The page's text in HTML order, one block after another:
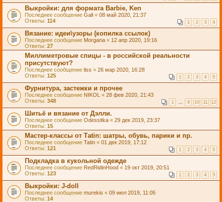
Выкройки: для формата Barbie, Ken
Последнее сообщение Gali « 08 май 2020, 21:37
Ответы: 114 1 2 3 4
Вязание: идеи\узоры (копилка ссылок)
Последнее сообщение Morgana « 12 апр 2020, 19:16
Ответы: 27
Миллиметровые спицы - в российской реальности
присутствуют?
Последнее сообщение liss « 26 мар 2020, 16:28
Ответы: 125 1 2 3 4 5
Фурнитура, застежки и прочее
Последнее сообщение NIKOL « 28 фев 2020, 21:43
Ответы: 348 1 … 9 10 11 12
Шитьё и вязание от Дэлли.
Последнее сообщение Odessitka « 29 дек 2019, 23:37
Ответы: 15
Мастер-классы от Таtin: шатры, обувь, парики и пр.
Последнее сообщение Tatin « 01 дек 2019, 17:12
Ответы: 121 1 2 3 4 5
Подкладка в кукольной одежде
Последнее сообщение RedRidinHood « 19 окт 2019, 20:51
Ответы: 123 1 2 3 4 5
Выкройки: J-doll
Последнее сообщение murekis « 09 июл 2019, 11:05
Ответы: 14